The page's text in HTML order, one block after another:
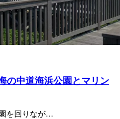
の中道海浜公園とマリン
を回りなが…